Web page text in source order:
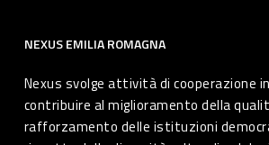
NEXUS EMILIA ROMAGNA
Nexus svolge attività di cooperazione
contribuire al miglioramento della
rafforzamento delle istituzioni